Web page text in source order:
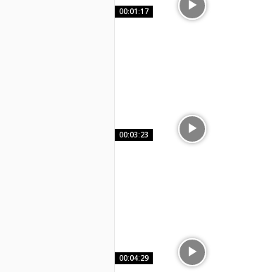
00:01:17
00:03:23
00:04:29